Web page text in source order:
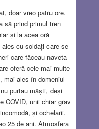
doar vreo patru ore.
să prind primul tren
și la acea oră
cu soldați care se
care făceau naveta
oferă cele mai multe
mai ales în domeniul
purtau măști, deși
COVID, unii chiar grav
și ochelarii.
25 de ani. Atmosfera